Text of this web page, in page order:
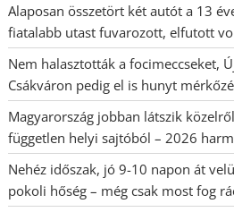
Alaposan összetört két autót a 13
fiatalabb utast fuvarozott, elfutott
Nem halasztották a focimeccseket,
Csákváron pedig el is hunyt
Magyarország jobban látszik
független helyi sajtóból – 2026
Nehéz időszak, jó 9-10 napon át
pokoli hőség – még csak most fog